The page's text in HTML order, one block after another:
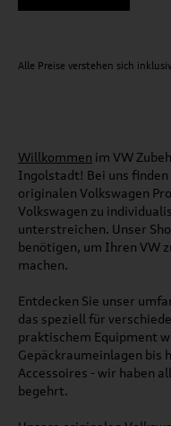
Alle Preise verstehen sich
Willkommen im VW
Ingolstadt! Bei uns
originalen Volkswagen
Volkswagen zu
unterstreichen. Unser
benötigen, um Ihren VW
machen.
Entdecken Sie unser
das speziell für
praktischem Equipment
Gepäckraumeinlagen bis
Accessoires - wir haben
begehrt.